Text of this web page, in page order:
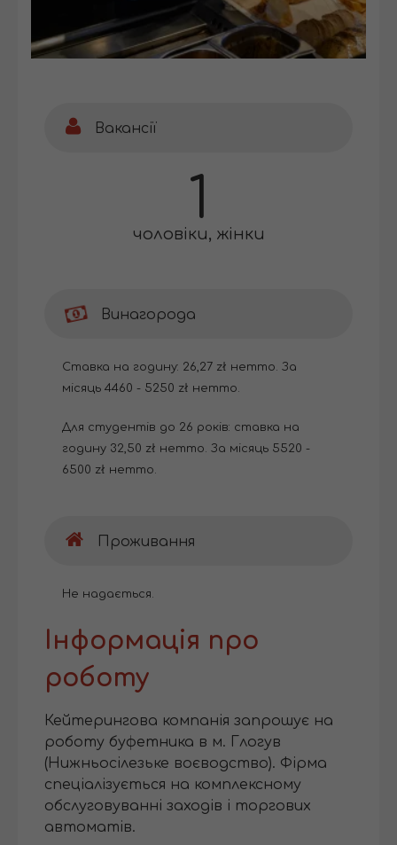
Вакансії
1
чоловіки, жінки
Винагорода
Ставка на годину: 26,27 zł нетто. За
місяць 4460 - 5250 zł нетто.
Для студентів до 26 років: ставка на
годину 32,50 zł нетто. За місяць 5520 -
6500 zł нетто.
Проживання
Не надається.
Інформація про
роботу
Кейтерингова компанія запрошує на
роботу буфетника в м. Глогув
(Нижньосілезьке воєводство). Фірма
спеціалізується на комплексному
обслуговуванні заходів і торгових
автоматів.